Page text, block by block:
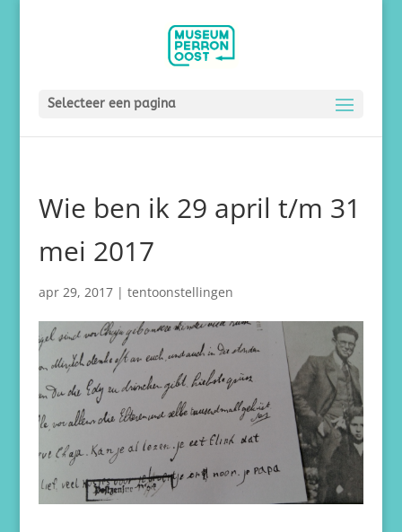
Selecteer een pagina
Wie ben ik 29 april t/m 31
mei 2017
apr 29, 2017| tentoonstellingen